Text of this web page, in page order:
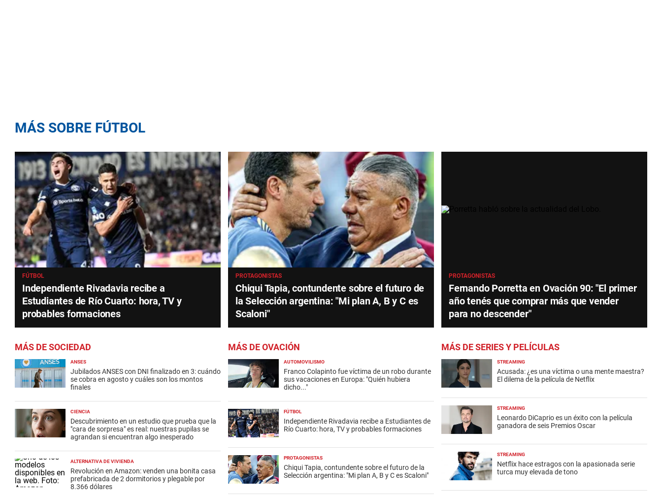
MÁS SOBRE FÚTBOL
FÚTBOL
Independiente Rivadavia recibe a
Estudiantes de Río Cuarto: hora, TV y
probables formaciones
PROTAGONISTAS
Chiqui Tapia, contundente sobre el futuro de
la Selección argentina: "Mi plan A, B y C es
Scaloni"
PROTAGONISTAS
Fernando Porretta en Ovación 90: "El primer
año tenés que comprar más que vender
para no descender"
MÁS DE SOCIEDAD
ANSES
Jubilados ANSES con DNI finalizado en 3: cuándo
se cobra en agosto y cuáles son los montos
finales
CIENCIA
Descubrimiento en un estudio que prueba que la
"cara de sorpresa" es real: nuestras pupilas se
agrandan si encuentran algo inesperado
ALTERNATIVA DE VIVIENDA
Revolución en Amazon: venden una bonita casa
prefabricada de 2 dormitorios y plegable por
8.366 dólares
MÁS DE OVACIÓN
AUTOMOVILISMO
Franco Colapinto fue víctima de un robo durante
sus vacaciones en Europa: "Quién hubiera
dicho..."
FÚTBOL
Independiente Rivadavia recibe a Estudiantes de
Río Cuarto: hora, TV y probables formaciones
PROTAGONISTAS
Chiqui Tapia, contundente sobre el futuro de la
Selección argentina: "Mi plan A, B y C es Scaloni"
MÁS DE SERIES Y PELÍCULAS
STREAMING
Acusada: ¿es una víctima o una mente maestra?
El dilema de la película de Netflix
STREAMING
Leonardo DiCaprio es un éxito con la película
ganadora de seis Premios Oscar
STREAMING
Netflix hace estragos con la apasionada serie
turca muy elevada de tono